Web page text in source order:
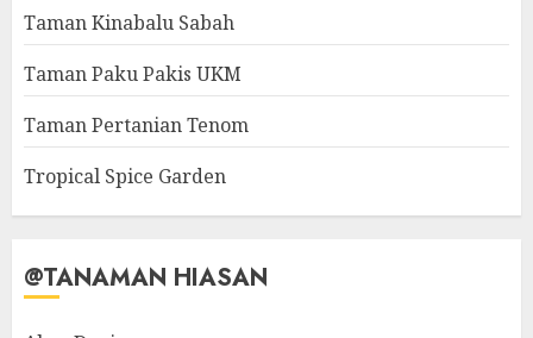
Taman Kinabalu Sabah
Taman Paku Pakis UKM
Taman Pertanian Tenom
Tropical Spice Garden
@TANAMAN HIASAN